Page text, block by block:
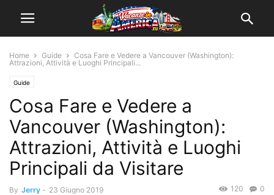
Home Guide
Cosa Fare e Vedere a Vancouver (Washington):
Attrazioni, Attività e Luoghi Principali...
Guide
Cosa Fare e Vedere a
Vancouver (Washington):
Attrazioni, Attività e Luoghi
Principali da Visitare
By Jerry - 23 Giugno 2019 0
120